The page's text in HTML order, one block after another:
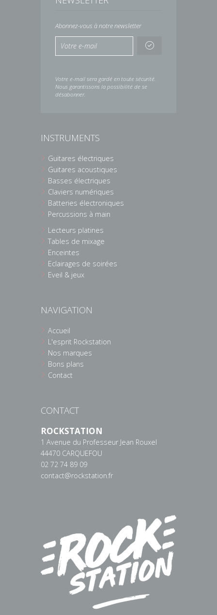
Abonnez-vous à notre newsletter
Votre e-mail sera gardé en toute sécurité.
Nous garantissons la possibilité de se
désabonner.
INSTRUMENTS
Guitares électriques
Guitares acoustiques
Basses électriques
Claviers numériques
Batteries électroniques
Percussions à main
Lecteurs platines
Tables de mixage
Enceintes
Eclairages de soirées
Eveil & jeux
NAVIGATION
Accueil
L'esprit Rockstation
Nos marques
Bons plans
Contact
CONTACT
ROCKSTATION
1 Avenue du Professeur Jean Rouxel
44470 CARQUEFOU
02 72 74 89 09
contact@rockstation.fr